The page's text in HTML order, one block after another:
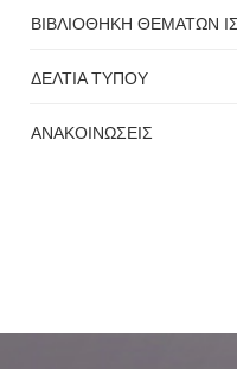
ΒΙΒΛΙΟΘΗΚΗ ΘΕΜΑΤΩΝ
ΔΕΛΤΙΑ ΤΥΠΟΥ
ΑΝΑΚΟΙΝΩΣΕΙΣ